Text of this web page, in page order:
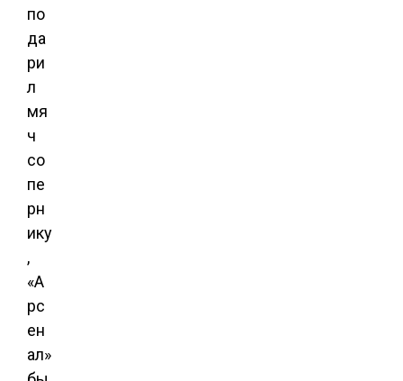
по
да
ри
л
мя
ч
со
пе
рн
ику
,
«А
рс
ен
ал»